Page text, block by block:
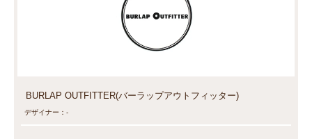
BURLAP OUTFITTER(バーラップアウトフィッター)
デザイナー：-